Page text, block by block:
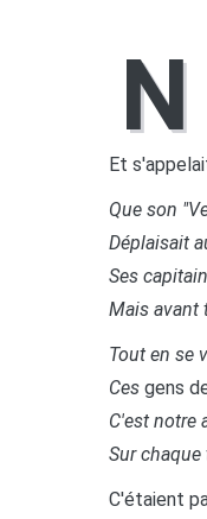
N
Et
Que son
Déplaisait
Ses
Mais avant
Tout en se
Ces gens
C'est notre
Sur
C'étaient